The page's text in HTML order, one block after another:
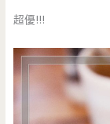
超優!!!